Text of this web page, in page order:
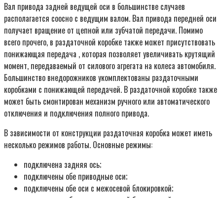
Вал привода задней ведущей оси в большинстве случаев
располагается соосно с ведущим валом. Вал привода передней оси
получает вращение от цепной или зубчатой передачи. Помимо
всего прочего, в раздаточной коробке также может присутствовать
понижающая передача , которая позволяет увеличивать крутящий
момент, передаваемый от силового агрегата на колеса автомобиля.
Большинство внедорожников укомплектованы раздаточными
коробками с понижающей передачей. В раздаточной коробке также
может быть смонтирован механизм ручного или автоматического
отключения и подключения полного привода.
В зависимости от конструкции раздаточная коробка может иметь
несколько режимов работы. Основные режимы:
подключена задняя ось;
подключены обе приводные оси;
подключены обе оси с межосевой блокировкой;